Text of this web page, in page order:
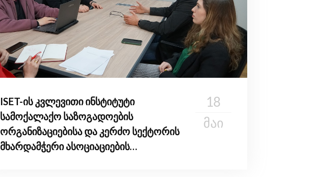
ISET-ის კვლევითი ინსტიტუტი
სამოქალაქო საზოგადოების
ორგანიზაციებისა და კერძო სექტორის
მხარდამჭერი ასოციაციების
18
ᲛᲐᲘ